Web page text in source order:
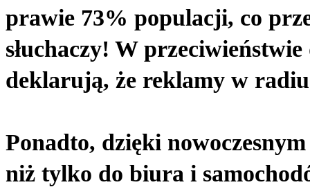
prawie 73% populacji, co
słuchaczy! W
deklarują, że reklamy w
Ponadto, dzięki
niż tylko do biura i